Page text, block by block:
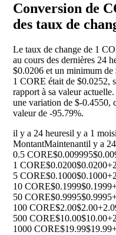
Conversion de
des taux de
Le taux de change de 1
au cours des dernières 24
$0.0206 et un minimum
1 CORE était de $0.0252,
rapport à sa valeur
une variation de $-0.4550,
valeur de -95.79%.
il y a 24 heuresil y a 1 mois
MontantMaintenantil y a
0.5 CORE$0.009995
1 CORE$0.0200$0.0200
5 CORE$0.1000$0.1000
10 CORE$0.1999$0.1999
50 CORE$0.9995$0.9995
100 CORE$2.00$2.00
500 CORE$10.00$10.00
1000 CORE$19.99$19.99